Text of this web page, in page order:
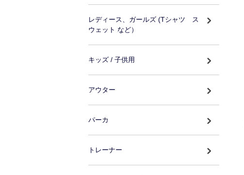
レディース、ガールズ (Tシャツ ス
ウェット など）
キッズ / 子供用
アウター
パーカ
トレーナー